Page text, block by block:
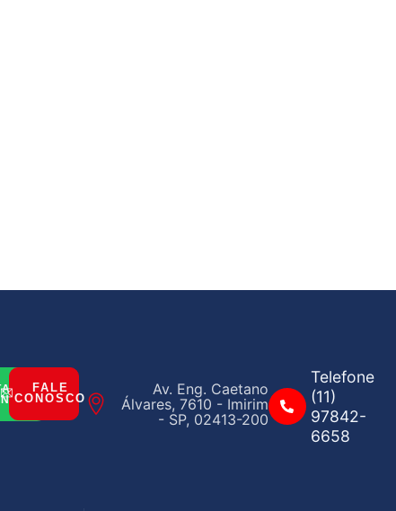
FALE
CONOSCO
Av. Eng. Caetano
Álvares, 7610 - Imirim
- SP, 02413-200
Telefone
(11)
97842-
6658